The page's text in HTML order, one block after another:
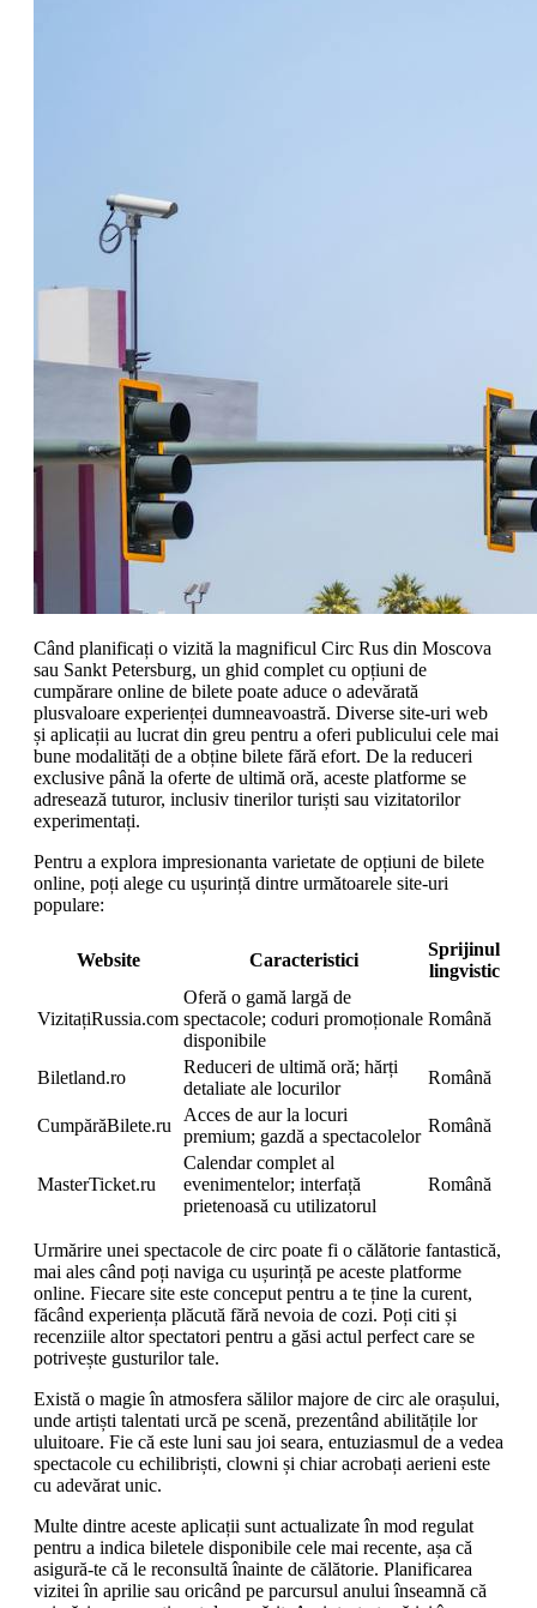
Când planificați o vizită la magnificul Circ Rus din Moscova
sau Sankt Petersburg, un ghid complet cu opțiuni de
cumpărare online de bilete poate aduce o adevărată
plusvaloare experienței dumneavoastră. Diverse site-uri web
și aplicații au lucrat din greu pentru a oferi publicului cele mai
bune modalități de a obține bilete fără efort. De la reduceri
exclusive până la oferte de ultimă oră, aceste platforme se
adresează tuturor, inclusiv tinerilor turiști sau vizitatorilor
experimentați.
Pentru a explora impresionanta varietate de opțiuni de bilete
online, poți alege cu ușurință dintre următoarele site-uri
populare:
Website Caracteristici
Sprijinul
lingvistic
VizitațiRussia.com
Oferă o gamă largă de
spectacole; coduri promoționale
disponibile
Română
Biletland.ro
Reduceri de ultimă oră; hărți
detaliate ale locurilor
Română
CumpărăBilete.ru
Acces de aur la locuri
premium; gazdă a spectacolelor
Română
MasterTicket.ru
Calendar complet al
evenimentelor; interfață
prietenoasă cu utilizatorul
Română
Urmărire unei spectacole de circ poate fi o călătorie fantastică,
mai ales când poți naviga cu ușurință pe aceste platforme
online. Fiecare site este conceput pentru a te ține la curent,
făcând experiența plăcută fără nevoia de cozi. Poți citi și
recenziile altor spectatori pentru a găsi actul perfect care se
potrivește gusturilor tale.
Există o magie în atmosfera sălilor majore de circ ale orașului,
unde artiști talentati urcă pe scenă, prezentând abilitățile lor
uluitoare. Fie că este luni sau joi seara, entuziasmul de a vedea
spectacole cu echilibriști, clowni și chiar acrobați aerieni este
cu adevărat unic.
Multe dintre aceste aplicații sunt actualizate în mod regulat
pentru a indica biletele disponibile cele mai recente, așa că
asigură-te că le reconsultă înainte de călătorie. Planificarea
vizitei în aprilie sau oricând pe parcursul anului înseamnă că